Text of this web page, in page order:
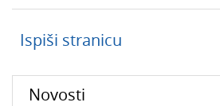
Ispiši stranicu
Novosti